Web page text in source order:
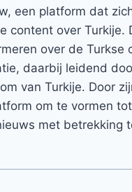
een platform dat
content over Turkije.
over de Turkse
daarbij leidend
van Turkije. Door
om te vormen
met betrekking